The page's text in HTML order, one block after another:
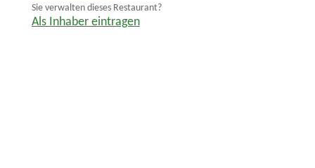
Sie verwalten dieses Restaurant?
Als Inhaber eintragen